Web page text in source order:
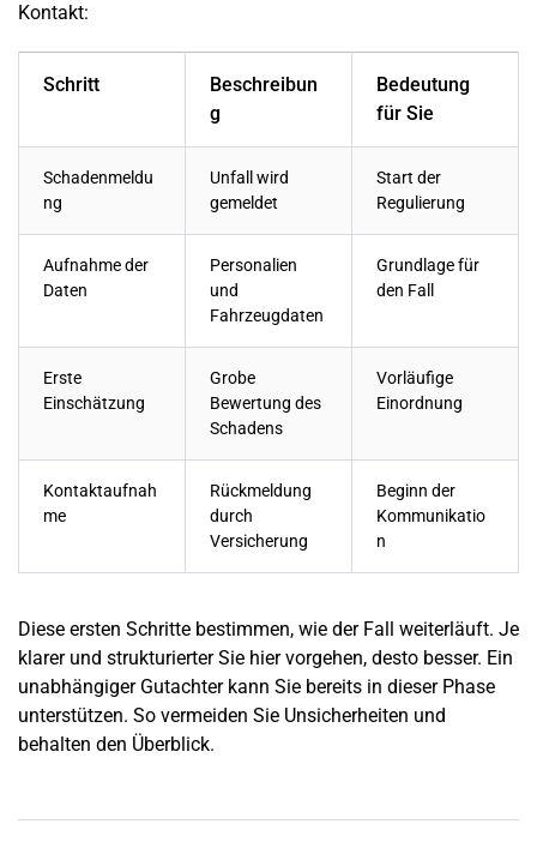
Kontakt:
Schritt
Beschreibun
g
Bedeutung
für Sie
Schadenmeldu
ng
Unfall wird
gemeldet
Start der
Regulierung
Aufnahme der
Daten
Personalien
und
Fahrzeugdaten
Grundlage für
den Fall
Erste
Einschätzung
Grobe
Bewertung des
Schadens
Vorläufige
Einordnung
Kontaktaufnah
me
Rückmeldung
durch
Versicherung
Beginn der
Kommunikatio
n
Diese ersten Schritte bestimmen, wie der Fall weiterläuft. Je
klarer und strukturierter Sie hier vorgehen, desto besser. Ein
unabhängiger Gutachter kann Sie bereits in dieser Phase
unterstützen. So vermeiden Sie Unsicherheiten und
behalten den Überblick.